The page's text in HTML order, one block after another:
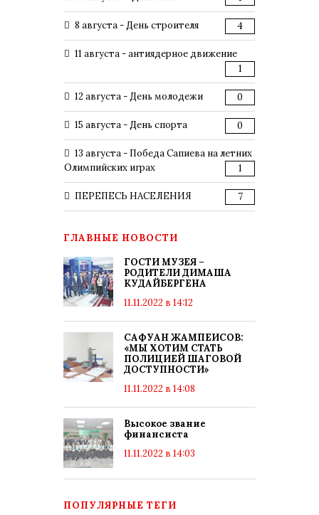
8 августа - День строителя 4
11 августа - антиядерное движение
1
12 августа - День молодежи 0
15 августа - День спорта 0
13 августа - Победа Сапиева на летних
Олимпийских играх
1
ПЕРЕПЕСЬ НАСЕЛЕНИЯ 7
ГЛАВНЫЕ НОВОСТИ
ГОСТИ МУЗЕЯ –
РОДИТЕЛИ ДИМАША
КУДАЙБЕРГЕНА
11.11.2022 в 14:12
САФУАН ЖАМПЕИСОВ:
«МЫ ХОТИМ СТАТЬ
ПОЛИЦИЕЙ ШАГОВОЙ
ДОСТУПНОСТИ»
11.11.2022 в 14:08
Высокое звание
финансиста
11.11.2022 в 14:03
ПОПУЛЯРНЫЕ ТЕГИ